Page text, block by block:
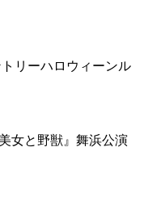
リーハロウィーンル
女と野獣』舞浜公演